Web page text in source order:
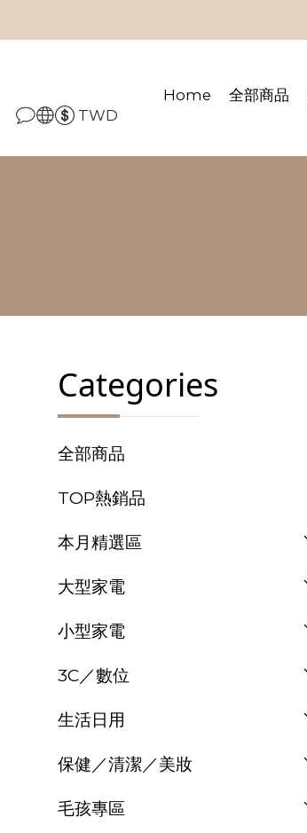
TWD
Home 全部商品
Categories
全部商品
TOP熱銷品
本月精選區
大型家電
小型家電
3C／數位
生活日用
保健／清潔／美妝
毛孩專區